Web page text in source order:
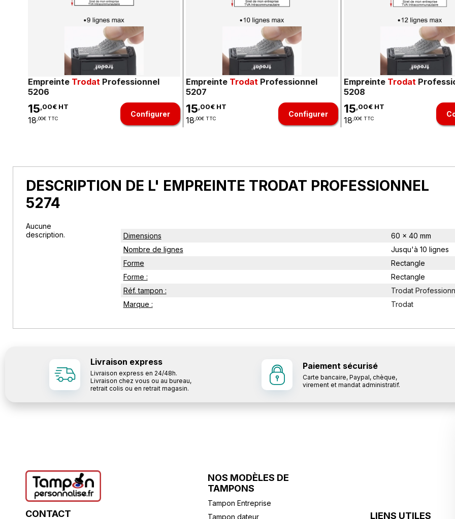
Empreinte Trodat Professionnel
5206
15,00€ HT
18 ,00€ TTC
Configurer
Empreinte Trodat Professionnel
5207
15,00€ HT
18 ,00€ TTC
Configurer
Empreinte Trodat
5208
15,00€ HT
18 ,00€ TTC
DESCRIPTION DE L' EMPREINTE TRODAT PROFESSIONNEL
5274
Aucune
description.
Dimensions
60 x 40 mm
Nombre de lignes
Jusqu'à 10 lignes
Forme
Rectangle
Forme :
Rectangle
Réf. tampon :
Trodat
Marque :
Trodat
Livraison express
Livraison express en 24/48h.
Livraison chez vous ou au bureau,
retrait colis ou en retrait magasin.
Paiement sécurisé
Carte bancaire, Paypal, chèque,
virement et mandat administratif.
CONTACT
NOS MODÈLES DE
TAMPONS
Tampon Entreprise
Tampon dateur
LIENS UTILES